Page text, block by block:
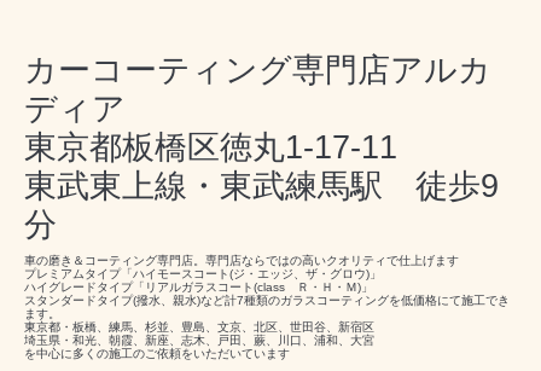
カーコーティング専門店アルカ
ディア
東京都板橋区徳丸1-17-11
東武東上線・東武練馬駅 徒歩9
分
車の磨き＆コーティング専門店。専門店ならではの高いクオリティで仕上げます
プレミアムタイプ「ハイモースコート(ジ・エッジ、ザ・グロウ)」
ハイグレードタイプ「リアルガラスコート(class Ｒ・Ｈ・Ｍ)」
スタンダードタイプ(撥水、親水)など計7種類のガラスコーティングを低価格にて施工でき
ます。
東京都・板橋、練馬、杉並、豊島、文京、北区、世田谷、新宿区
埼玉県・和光、朝霞、新座、志木、戸田、蕨、川口、浦和、大宮
を中心に多くの施工のご依頼をいただいています